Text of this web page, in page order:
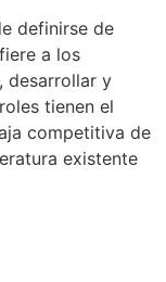
definirse de
a los
desarrollar y
tienen el
competitiva de
existente